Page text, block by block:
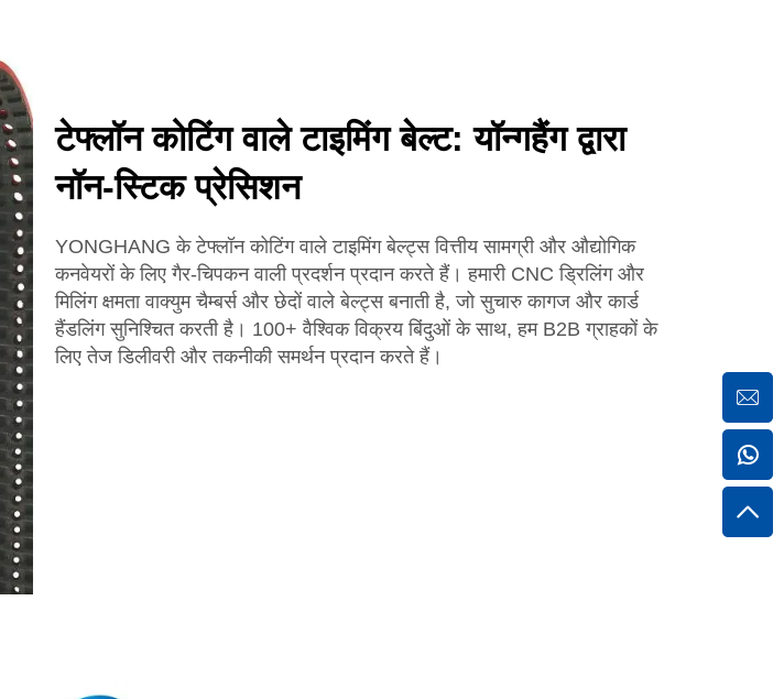
टेफ्लॉन कोटिंग वाले टाइमिंग बेल्ट: यॉन्गहैंग द्वारा
नॉन-स्टिक प्रेसिशन
YONGHANG के टेफ्लॉन कोटिंग वाले टाइमिंग बेल्ट्स वित्तीय सामग्री और औद्योगिक
कनवेयरों के लिए गैर-चिपकन वाली प्रदर्शन प्रदान करते हैं। हमारी CNC ड्रिलिंग और
मिलिंग क्षमता वाक्युम चैम्बर्स और छेदों वाले बेल्ट्स बनाती है, जो सुचारु कागज और कार्ड
हैंडलिंग सुनिश्चित करती है। 100+ वैश्विक विक्रय बिंदुओं के साथ, हम B2B ग्राहकों के
लिए तेज डिलीवरी और तकनीकी समर्थन प्रदान करते हैं।